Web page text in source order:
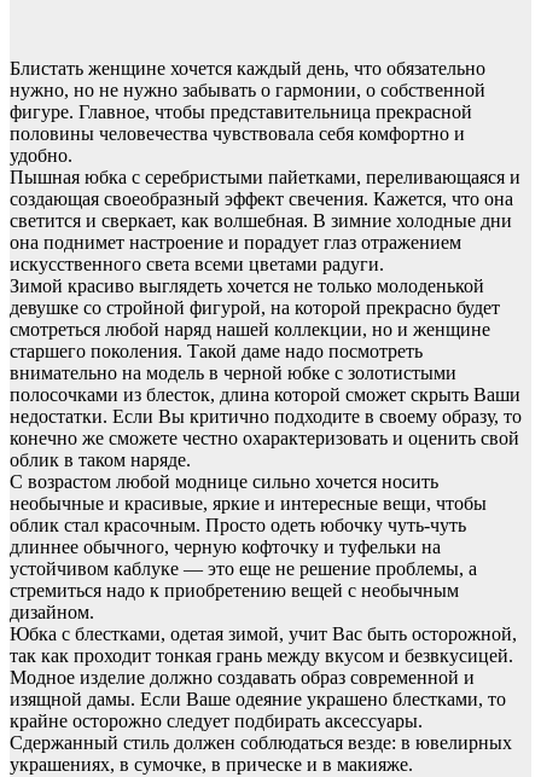
Блистать женщине хочется каждый день, что обязательно
нужно, но не нужно забывать о гармонии, о собственной
фигуре. Главное, чтобы представительница прекрасной
половины человечества чувствовала себя комфортно и
удобно.
Пышная юбка с серебристыми пайетками, переливающаяся и
создающая своеобразный эффект свечения. Кажется, что она
светится и сверкает, как волшебная. В зимние холодные дни
она поднимет настроение и порадует глаз отражением
искусственного света всеми цветами радуги.
Зимой красиво выглядеть хочется не только молоденькой
девушке со стройной фигурой, на которой прекрасно будет
смотреться любой наряд нашей коллекции, но и женщине
старшего поколения. Такой даме надо посмотреть
внимательно на модель в черной юбке с золотистыми
полосочками из блесток, длина которой сможет скрыть Ваши
недостатки. Если Вы критично подходите в своему образу, то
конечно же сможете честно охарактеризовать и оценить свой
облик в таком наряде.
С возрастом любой моднице сильно хочется носить
необычные и красивые, яркие и интересные вещи, чтобы
облик стал красочным. Просто одеть юбочку чуть-чуть
длиннее обычного, черную кофточку и туфельки на
устойчивом каблуке — это еще не решение проблемы, а
стремиться надо к приобретению вещей с необычным
дизайном.
Юбка с блестками, одетая зимой, учит Вас быть осторожной,
так как проходит тонкая грань между вкусом и безвкусицей.
Модное изделие должно создавать образ современной и
изящной дамы. Если Ваше одеяние украшено блестками, то
крайне осторожно следует подбирать аксессуары.
Сдержанный стиль должен соблюдаться везде: в ювелирных
украшениях, в сумочке, в прическе и в макияже.